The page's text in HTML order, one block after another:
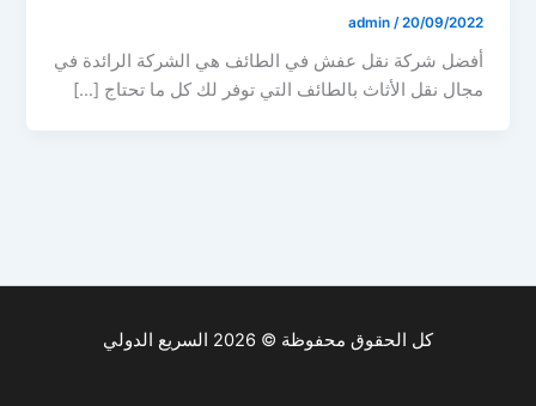
admin /20/09/2022
أفضل شركة نقل عفش في الطائف هي الشركة الرائدة في
مجال نقل الأثاث بالطائف التي توفر لك كل ما تحتاج […]
كل الحقوق محفوظة © 2026 السريع الدولي